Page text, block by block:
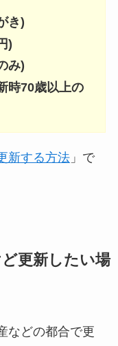
き)
)
み)
時70歳以上の
新する方法」で
更新したい場
などの都合で更